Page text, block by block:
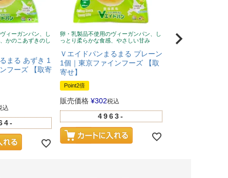
ィーガンパン、し
かのこあずきのし
まる あずき 1
フーズ 【取寄
込
卵・乳製品不使用のヴィーガンパン、し
っとり柔らかな食感、やさしい甘み
Ｖエイドパンまるまる プレーン
1個｜東京ファインフーズ 【取
寄せ】
Point2倍
販売価格 ¥302税込
4963-